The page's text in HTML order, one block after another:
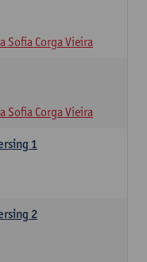
Sofia Corga Vieira
Sofia Corga Vieira
1
2